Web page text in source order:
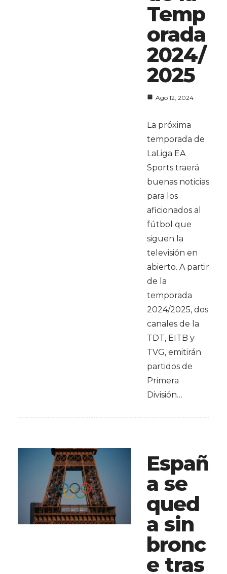
Temp
orada
2024/
2025
Ago 12, 2024
La próxima
temporada de
LaLiga EA
Sports traerá
buenas noticias
para los
aficionados al
fútbol que
siguen la
televisión en
abierto. A partir
de la
temporada
2024/2025, dos
canales de la
TDT, EITB y
TVG, emitirán
partidos de
Primera
División…
Españ
a se
qued
a sin
bronc
e tras